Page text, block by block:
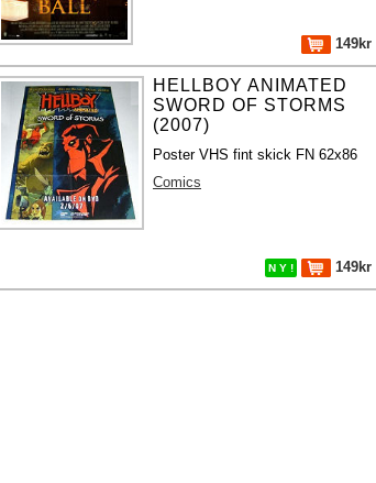
149kr
HELLBOY ANIMATED
SWORD OF STORMS
(2007)
Poster VHS fint skick FN 62x86
Comics
N Y ! 149kr